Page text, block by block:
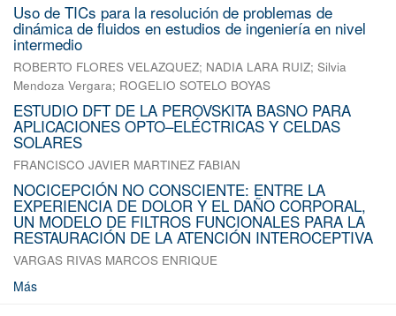
Uso de TICs para la resolución de problemas de
dinámica de fluidos en estudios de ingeniería en nivel
intermedio
ROBERTO FLORES VELAZQUEZ; NADIA LARA RUIZ; Silvia
Mendoza Vergara; ROGELIO SOTELO BOYAS
ESTUDIO DFT DE LA PEROVSKITA BASNO PARA
APLICACIONES OPTO–ELÉCTRICAS Y CELDAS
SOLARES
FRANCISCO JAVIER MARTINEZ FABIAN
NOCICEPCIÓN NO CONSCIENTE: ENTRE LA
EXPERIENCIA DE DOLOR Y EL DAÑO CORPORAL,
UN MODELO DE FILTROS FUNCIONALES PARA LA
RESTAURACIÓN DE LA ATENCIÓN INTEROCEPTIVA
VARGAS RIVAS MARCOS ENRIQUE
Más